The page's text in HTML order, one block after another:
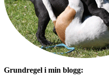
Grundregel i min blogg: